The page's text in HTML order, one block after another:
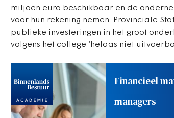
miljoen euro beschikbaar en de
voor hun rekening nemen. Provinciale
publieke investeringen in het groot
volgens het college ‘helaas niet
Financieel
managers